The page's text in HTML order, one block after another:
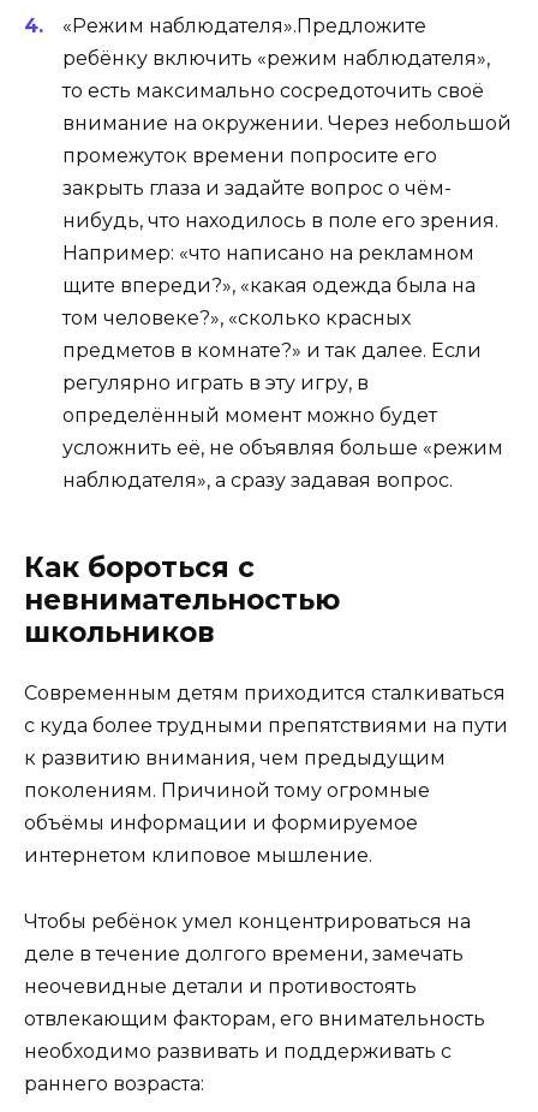
«Режим наблюдателя». Предложите
ребёнку включить «режим наблюдателя»,
то есть максимально сосредоточить своё
внимание на окружении. Через небольшой
промежуток времени попросите его
закрыть глаза и задайте вопрос о чём-
нибудь, что находилось в поле его зрения.
Например: «что написано на рекламном
щите впереди?», «какая одежда была на
том человеке?», «сколько красных
предметов в комнате?» и так далее. Если
регулярно играть в эту игру, в
определённый момент можно будет
усложнить её, не объявляя больше «режим
наблюдателя», а сразу задавая вопрос.
Как бороться с
невнимательностью
школьников
Современным детям приходится сталкиваться
с куда более трудными препятствиями на пути
к развитию внимания, чем предыдущим
поколениям. Причиной тому огромные
объёмы информации и формируемое
интернетом клиповое мышление.
Чтобы ребёнок умел концентрироваться на
деле в течение долгого времени, замечать
неочевидные детали и противостоять
отвлекающим факторам, его внимательность
необходимо развивать и поддерживать с
раннего возраста: